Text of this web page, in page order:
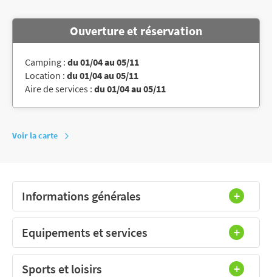
Ouverture et réservation
Camping : du 01/04 au 05/11
Location : du 01/04 au 05/11
Aire de services : du 01/04 au 05/11
Voir la carte
Informations générales
Equipements et services
Sports et loisirs